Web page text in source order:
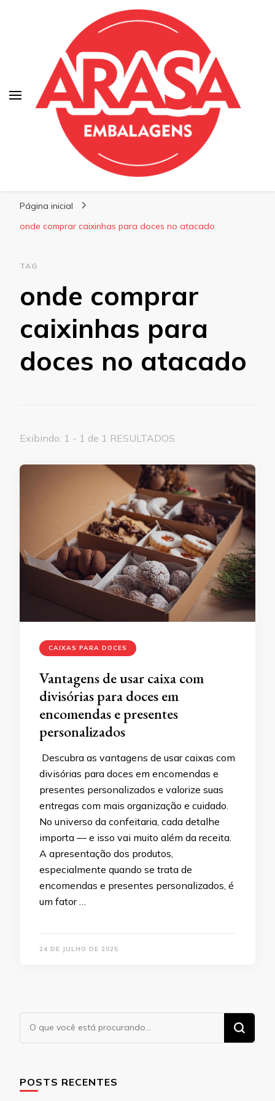
pizzas, doces e salgados. Tudo para seu
comércio com a qualidade Arasa. Leia nossos
Página inicial
onde comprar caixinhas para doces no atacado
TAG
onde comprar
caixinhas para
doces no atacado
Exibindo: 1 - 1 de 1 RESULTADOS
CAIXAS PARA DOCES
Vantagens de usar caixa com
divisórias para doces em
encomendas e presentes
personalizados
Descubra as vantagens de usar caixas com
divisórias para doces em encomendas e
presentes personalizados e valorize suas
entregas com mais organização e cuidado.
No universo da confeitaria, cada detalhe
importa — e isso vai muito além da receita.
A apresentação dos produtos,
especialmente quando se trata de
encomendas e presentes personalizados, é
um fator …
24 DE JULHO DE 2025
Procurando
algo?
POSTS RECENTES